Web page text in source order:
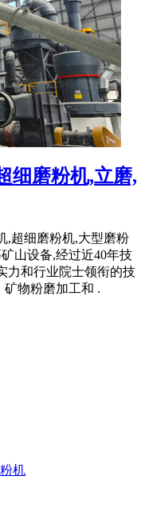
细磨粉机,立磨,
,超细磨粉机,大型磨粉
山设备,经过近40年技
力和行业院士领衔的技
物粉磨加工和 .
机